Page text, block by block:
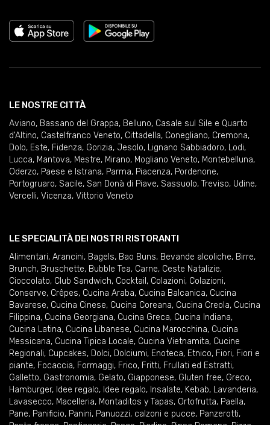
LE NOSTRE CITTÀ
Aviano, Bassano del Grappa, Belluno, Casale sul Sile e Quarto
d'Altino, Castelfranco Veneto, Cittadella, Conegliano, Cremona,
Dolo, Este, Fidenza, Gorizia, Jesolo, Lignano Sabbiadoro, Lodi,
Lucca, Mantova, Mestre, Mirano, Mogliano Veneto, Montebelluna,
Oderzo, Paese e Istrana, Parma, Piacenza, Pordenone,
Portogruaro, Sacile, San Donà di Piave, Sassuolo, Treviso, Udine,
Vercelli, Vicenza, Vittorio Veneto
LE SPECIALITÀ DEI NOSTRI RISTORANTI
Alimentari, Arancini, Bagels, Bao Buns, Bevande alcoliche, Birre,
Brunch, Bruschette, Bubble Tea, Carne, Ceste Natalizie,
Cioccolato, Club Sandwich, Cocktail , Colazioni, Colazioni,
Conserve, Crêpes, Cucina Araba, Cucina Balcanica, Cucina
Bavarese, Cucina Cinese, Cucina Coreana, Cucina Creola, Cucina
Filippina, Cucina Georgiana, Cucina Greca, Cucina Indiana,
Cucina Latina, Cucina Libanese, Cucina Marocchina, Cucina
Messicana, Cucina Tipica Locale, Cucina Vietnamita, Cucine
Regionali, Cupcakes, Dolci, Dolciumi, Enoteca, Etnico, Fiori, Fiori e
piante, Focaccia, Formaggi, Frico, Fritti, Frullati ed Estratti,
Galletto, Gastronomia, Gelato, Giapponese, Gluten free, Greco,
Hamburger, Idee regalo, Idee regalo, Insalate, Kebab, Lavanderia,
Lavasecco, Macelleria, Montaditos y Tapas, Ortofrutta, Paella,
Pane, Panificio, Panini, Panuozzi, calzoni e pucce, Panzerotti,